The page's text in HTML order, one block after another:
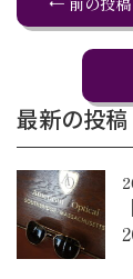
最新の投稿